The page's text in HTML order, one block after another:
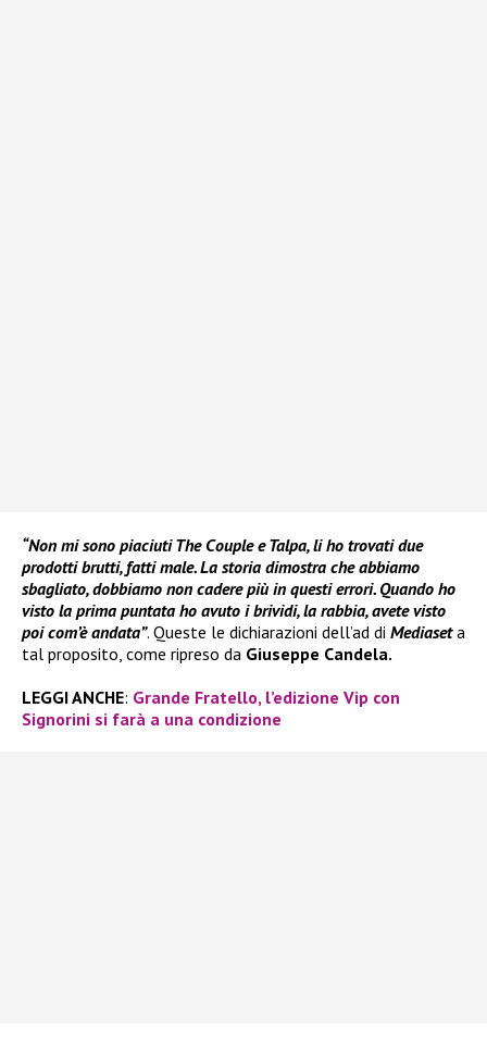
“Non mi sono piaciuti The Couple e Talpa, li ho trovati due
prodotti brutti, fatti male. La storia dimostra che abbiamo
sbagliato, dobbiamo non cadere più in questi errori. Quando ho
visto la prima puntata ho avuto i brividi, la rabbia, avete visto
poi com’è andata”. Queste le dichiarazioni dell’ad di Mediaseta
tal proposito, come ripreso da Giuseppe Candela.
LEGGI ANCHE: Grande Fratello, l’edizione Vip con
Signorini si farà a una condizione